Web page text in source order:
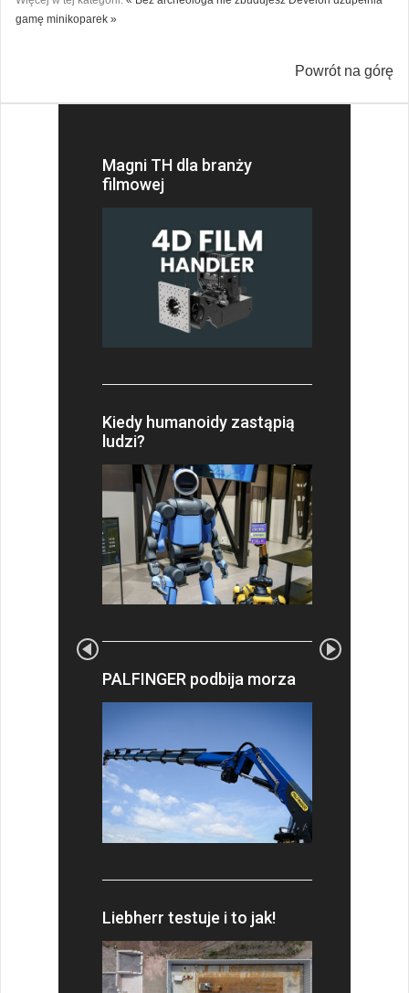
gamę minikoparek »
Powrót na górę
Magni TH dla branży
filmowej
Kiedy humanoidy zastąpią
ludzi?
PALFINGER podbija morza
Liebherr testuje i to jak!